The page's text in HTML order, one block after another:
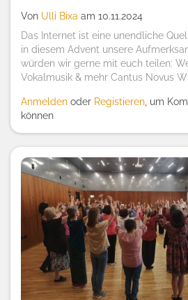
Von Ulli Bixa am 10.11.2024
Das Internet ist eine unendliche
in diesem Advent unsere
würden wir gerne mit euch teilen:
Vokalmusik & mehr Cantus Novus
Anmelden oder Registieren , um
können